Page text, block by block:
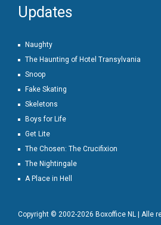
Updates
Naughty
The Haunting of Hotel Transylvania
Snoop
Fake Skating
Skeletons
Boys for Life
Get Lite
The Chosen: The Crucifixion
The Nightingale
A Place in Hell
Copyright © 2002-2026 Boxoffice NL | Alle